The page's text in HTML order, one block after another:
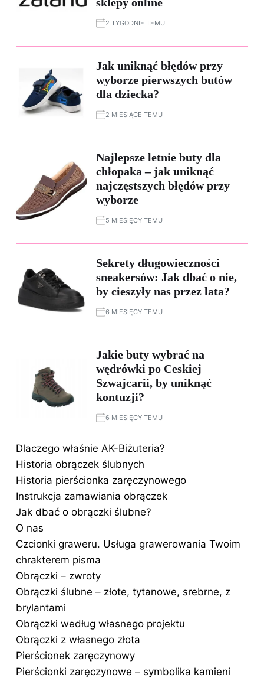
2 TYGODNIE TEMU
Jak uniknąć błędów przy
wyborze pierwszych butów
dla dziecka?
2 MIESIĄCE TEMU
Najlepsze letnie buty dla
chłopaka – jak uniknąć
najczęstszych błędów przy
wyborze
5 MIESIĘCY TEMU
Sekrety długowieczności
sneakersów: Jak dbać o nie,
by cieszyły nas przez lata?
6 MIESIĘCY TEMU
Jakie buty wybrać na
wędrówki po Ceskiej
Szwajcarii, by uniknąć
kontuzji?
6 MIESIĘCY TEMU
Dlaczego właśnie AK-Biżuteria?
Historia obrączek ślubnych
Historia pierścionka zaręczynowego
Instrukcja zamawiania obrączek
Jak dbać o obrączki ślubne?
O nas
Czcionki graweru. Usługa grawerowania Twoim
chrakterem pisma
Obrączki – zwroty
Obrączki ślubne – złote, tytanowe, srebrne, z
brylantami
Obrączki według własnego projektu
Obrączki z własnego złota
Pierścionek zaręczynowy
Pierścionki zaręczynowe – symbolika kamieni